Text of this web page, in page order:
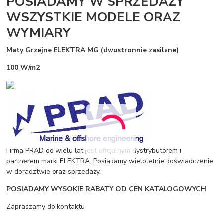
WSZYSTKIE MODELE ORAZ
WYMIARY
Maty Grzejne ELEKTRA MG (dwustronnie zasilane)
100 W/m2
Firma PRĄD od wielu lat jest oficjalnym dystrybutorem i
partnerem marki ELEKTRA. Posiadamy wieloletnie doświadczenie
w doradztwie oraz sprzedaży.
POSIADAMY WYSOKIE RABATY OD CEN KATALOGOWYCH
Zapraszamy do kontaktu